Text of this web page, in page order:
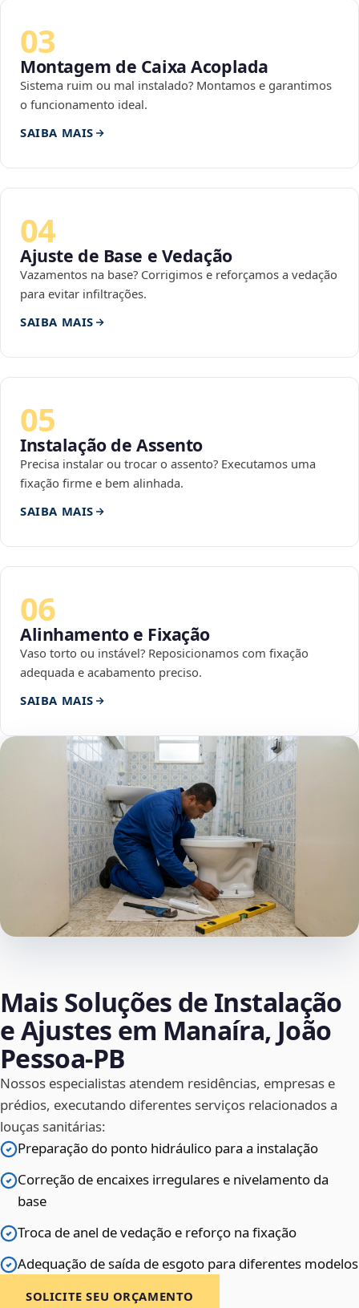
03
Montagem de Caixa Acoplada
Sistema ruim ou mal instalado? Montamos e garantimos
o funcionamento ideal.
SAIBA MAIS
04
Ajuste de Base e Vedação
Vazamentos na base? Corrigimos e reforçamos a vedação
para evitar infiltrações.
SAIBA MAIS
05
Instalação de Assento
Precisa instalar ou trocar o assento? Executamos uma
fixação firme e bem alinhada.
SAIBA MAIS
06
Alinhamento e Fixação
Vaso torto ou instável? Reposicionamos com fixação
adequada e acabamento preciso.
SAIBA MAIS
Mais Soluções de Instalação
e Ajustes em Manaíra, João
Pessoa‑PB
Nossos especialistas atendem residências, empresas e
prédios, executando diferentes serviços relacionados a
louças sanitárias:
Preparação do ponto hidráulico para a instalação
Correção de encaixes irregulares e nivelamento da
base
Troca de anel de vedação e reforço na fixação
Adequação de saída de esgoto para diferentes modelos
SOLICITE SEU ORÇAMENTO